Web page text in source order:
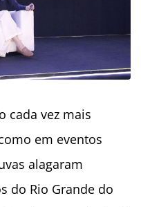
cada vez mais
em eventos
alagaram
do Rio Grande do